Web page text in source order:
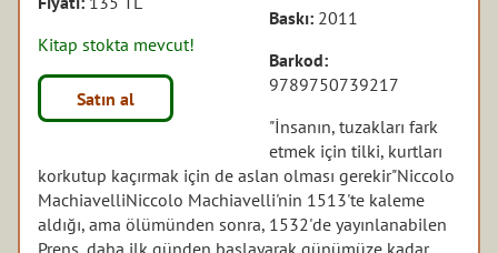
Kitap stokta mevcut!
Satın al
Baskı: 2011
Barkod:
9789750739217
"İnsanın, tuzakları fark
etmek için tilki, kurtları
korkutup kaçırmak için de aslan olması gerekir"Niccolo
MachiavelliNiccolo Machiavelli'nin 1513'te kaleme
aldığı, ama ölümünden sonra, 1532'de yayınlanabilen
Prens, daha ilk günden başlayarak günümüze kadar